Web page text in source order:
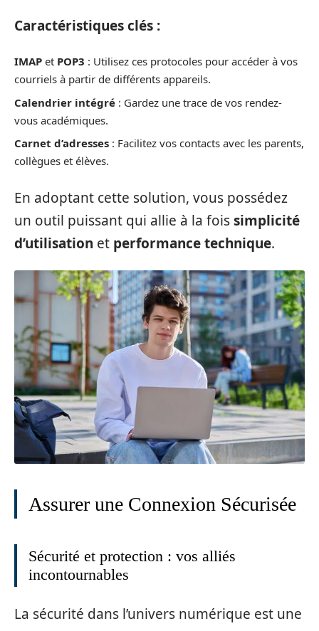
Caractéristiques clés :
IMAP et POP3 : Utilisez ces protocoles pour accéder à vos
courriels à partir de différents appareils.
Calendrier intégré : Gardez une trace de vos rendez-
vous académiques.
Carnet d’adresses : Facilitez vos contacts avec les parents,
collègues et élèves.
En adoptant cette solution, vous possédez
un outil puissant qui allie à la foissimplicité
d’utilisation et performance technique.
Assurer une Connexion Sécurisée
Sécurité et protection : vos alliés
incontournables
La sécurité dans l’univers numérique est une